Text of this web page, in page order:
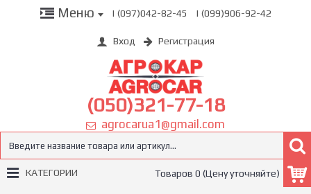
Меню | (097)042-82-45 | (099)906-92-42
Вход Регистрация
(050)321-77-18
agrocarua1@gmail.com
Товаров 0 (Цену уточняйте)
КАТЕГОРИИ